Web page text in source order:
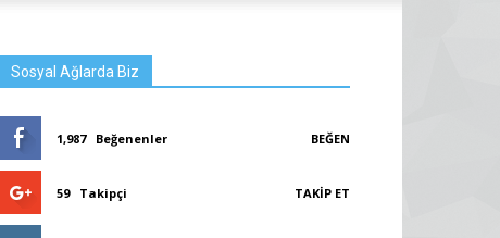
Sosyal Ağlarda Biz
1,987 Beğenenler BEĞEN
59 Takipçi TAKIP ET